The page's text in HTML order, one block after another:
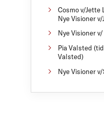
Cosmo v/Jette
Nye Visioner
Nye Visioner
Pia Valsted
Valsted)
Nye Visioner